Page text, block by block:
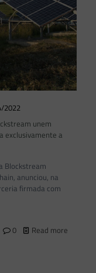
2022
unem
exclusivamente a
Blockstream
anunciou, na
firmada com
0 Read more